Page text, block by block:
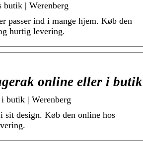
| Werenberg
passer ind i mange hjem. Køb den
hurtig levering.
online eller i butik
butik | Werenberg
design. Køb den online hos